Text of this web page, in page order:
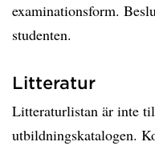
examinationsform.
studenten.
Litteratur
Litteraturlistan är inte
utbildningskatalogen.